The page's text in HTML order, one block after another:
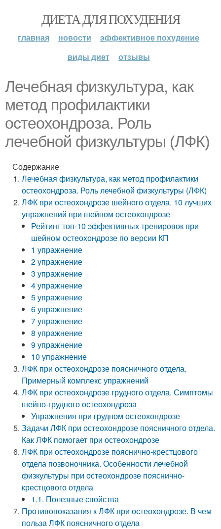
ДИЕТА ДЛЯ ПОХУДЕНИЯ
главная новости
эффективное похудение
виды диет
отзывы
Лечебная физкультура, как
метод профилактики
остеохондроза. Роль
лечебной физкультуры (ЛФК)
Содержание
Лечебная физкультура, как метод профилактики
остеохондроза. Роль лечебной физкультуры (ЛФК)
ЛФК при остеохондрозе шейного отдела. 10 лучших
упражнений при шейном остеохондрозе
Рейтинг топ-10 эффективных тренировок при
шейном остеохондрозе по версии КП
1 упражнение
2 упражнение
3 упражнение
4 упражнение
5 упражнение
6 упражнение
7 упражнение
8 упражнение
9 упражнение
10 упражнение
ЛФК при остеохондрозе поясничного отдела.
Примерный комплекс упражнений
ЛФК при остеохондрозе грудного отдела. Симптомы
шейно-грудного остеохондроза
Упражнения при грудном остеохондрозе
Задачи ЛФК при остеохондрозе поясничного отдела.
Как ЛФК помогает при остеохондрозе
ЛФК при остеохондрозе пояснично-крестцового
отдела позвоночника. Особенности лечебной
физкультуры при остеохондрозе пояснично-
крестцового отдела
1.1. Полезные свойства
Противопоказания к ЛФК при остеохондрозе. В чем
польза ЛФК поясничного отдела